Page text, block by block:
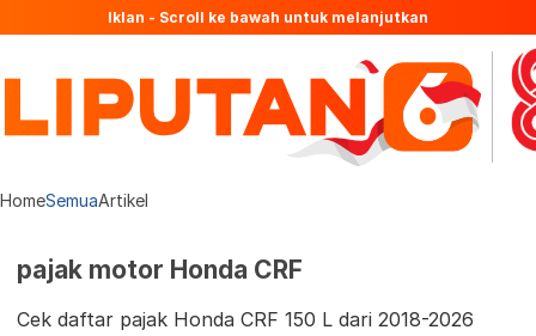
Iklan - Scroll ke bawah untuk melanjutkan
HomeSemuaArtikel
pajak motor Honda CRF
Cek daftar pajak Honda CRF 150 L dari 2018-2026